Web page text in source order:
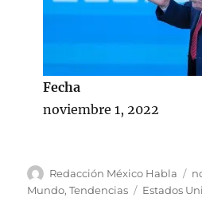
Fecha
noviembre 1, 2022
A
u
Redacción México Habla
P
u
Mundo,Tendencias
E
Estados